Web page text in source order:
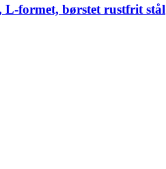
L-formet, børstet rustfrit stål